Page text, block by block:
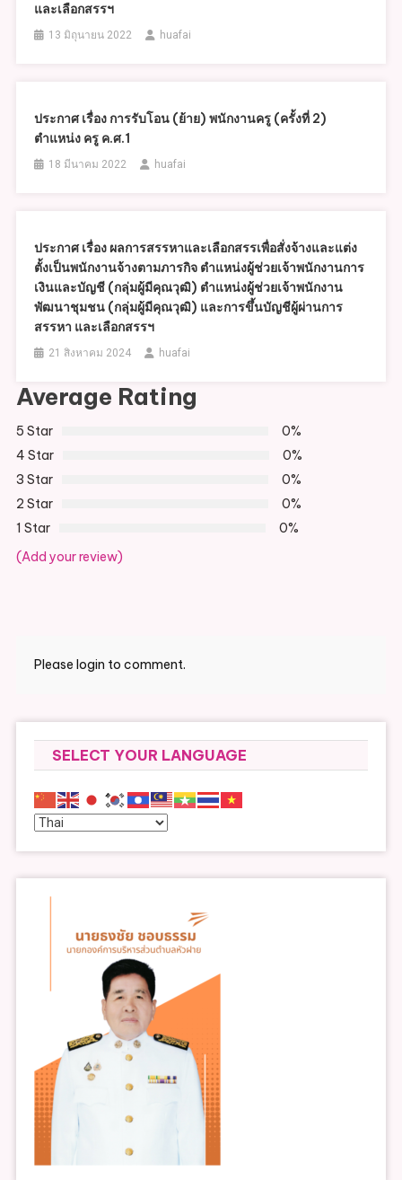
และเลือกสรรฯ
13 มิถุนายน 2022 huafai
ประกาศ เรื่อง การรับโอน (ย้าย) พนักงานครู (ครั้งที่ 2)
ตำแหน่ง ครู ค.ศ.1
18 มีนาคม 2022 huafai
ประกาศ เรื่อง ผลการสรรหาและเลือกสรรเพื่อสั่งจ้างและแต่ง
ตั้งเป็นพนักงานจ้างตามภารกิจ ตำแหน่งผู้ช่วยเจ้าพนักงานการ
เงินและบัญชี (กลุ่มผู้มีคุณวุฒิ) ตำแหน่งผู้ช่วยเจ้าพนักงาน
พัฒนาชุมชน (กลุ่มผู้มีคุณวุฒิ) และการขึ้นบัญชีผู้ผ่านการ
สรรหา และเลือกสรรฯ
21 สิงหาคม 2024 huafai
Average Rating
5 Star
0%
4 Star
0%
3 Star
0%
2 Star
0%
1 Star
0%
(Add your review)
Please login to comment.
SELECT YOUR LANGUAGE